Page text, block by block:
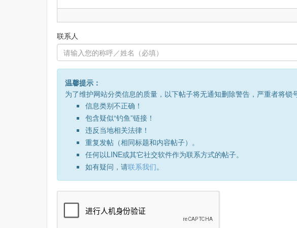
联系人
温馨提示：
为了维护网站分类信息的质量，以下帖子将无通知删除警告，严重者将锁
信息类别不正确！
包含疑似“钓鱼”链接！
违反当地相关法律！
重复发帖（相同标题和内容帖子）。
任何以LINE或其它社交软件作为联系方式的帖子。
如有疑问，请联系我们。